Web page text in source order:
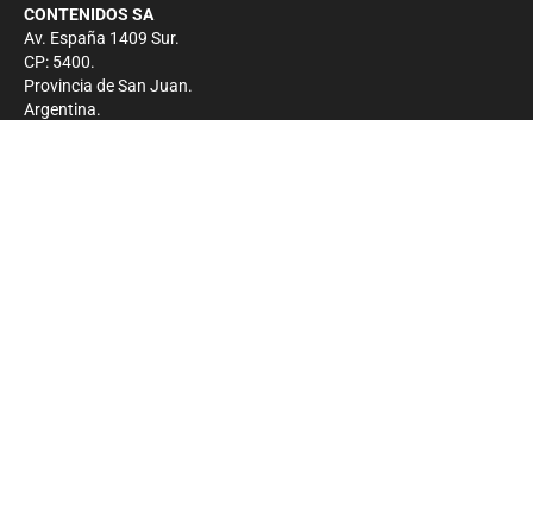
CONTENIDOS SA
Av. España 1409 Sur.
CP: 5400.
Provincia de San Juan.
Argentina.